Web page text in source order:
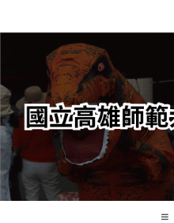
轉
要
內
容